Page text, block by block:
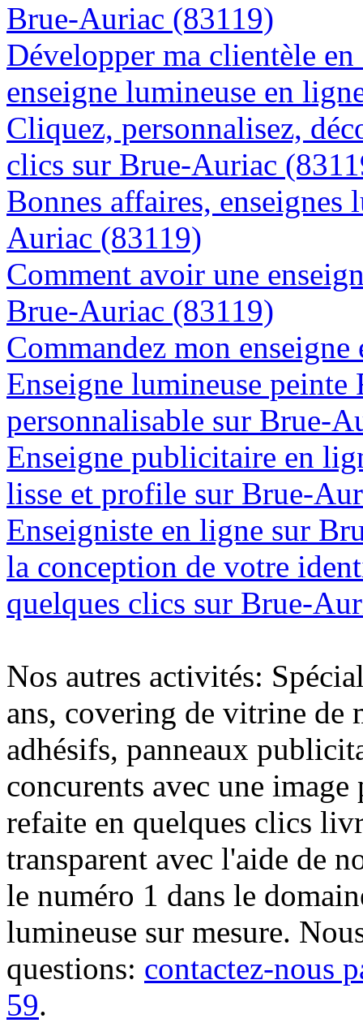
Brue-Auriac (83119)
Développer ma clientèle
enseigne lumineuse en
Cliquez, personnalisez,
clics sur Brue-Auriac
Bonnes affaires, enseignes
Auriac (83119)
Comment avoir une
Brue-Auriac (83119)
Commandez mon
Enseigne lumineuse
personnalisable sur Brue-
Enseigne publicitaire en
lisse et profile sur Brue-
Enseigniste en ligne sur
la conception de votre
quelques clics sur Brue-
Nos autres activités:
ans, covering de vitrine de
adhésifs, panneaux
concurents avec une
refaite en quelques clics
transparent avec l'aide de
le numéro 1 dans le
lumineuse sur mesure.
questions: contactez-nous
59.